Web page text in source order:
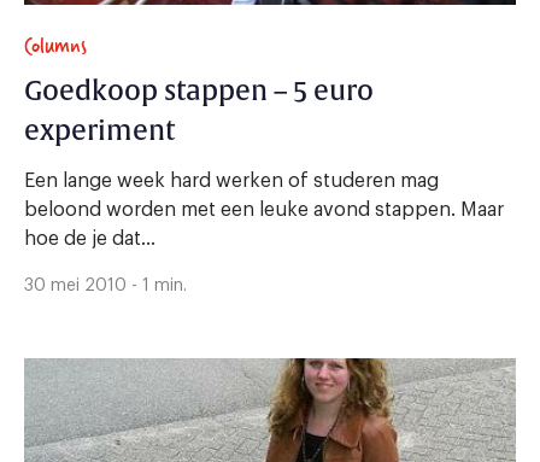
Columns
Goedkoop stappen – 5 euro
experiment
Een lange week hard werken of studeren mag
beloond worden met een leuke avond stappen. Maar
hoe de je dat...
30 mei 2010 - 1 min.